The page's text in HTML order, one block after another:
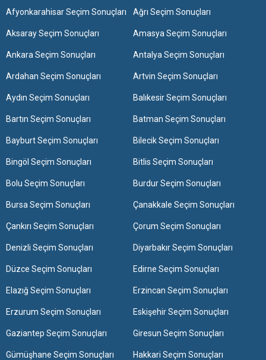
Afyonkarahisar Seçim Sonuçları Ağrı Seçim Sonuçları
Aksaray Seçim Sonuçları Amasya Seçim Sonuçları
Ankara Seçim Sonuçları Antalya Seçim Sonuçları
Ardahan Seçim Sonuçları Artvin Seçim Sonuçları
Aydın Seçim Sonuçları Balıkesir Seçim Sonuçları
Bartın Seçim Sonuçları Batman Seçim Sonuçları
Bayburt Seçim Sonuçları Bilecik Seçim Sonuçları
Bingöl Seçim Sonuçları Bitlis Seçim Sonuçları
Bolu Seçim Sonuçları Burdur Seçim Sonuçları
Bursa Seçim Sonuçları Çanakkale Seçim Sonuçları
Çankırı Seçim Sonuçları Çorum Seçim Sonuçları
Denizli Seçim Sonuçları Diyarbakır Seçim Sonuçları
Düzce Seçim Sonuçları Edirne Seçim Sonuçları
Elazığ Seçim Sonuçları Erzincan Seçim Sonuçları
Erzurum Seçim Sonuçları Eskişehir Seçim Sonuçları
Gaziantep Seçim Sonuçları Giresun Seçim Sonuçları
Gümüşhane Seçim Sonuçları Hakkari Seçim Sonuçları